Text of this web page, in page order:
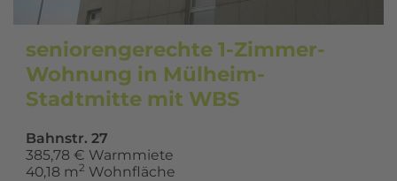
seniorengerechte 1-Zimmer-
Wohnung in Mülheim-
Stadtmitte mit WBS
Bahnstr. 27
385,78 € Warmmiete
40,18 m2 Wohnfläche